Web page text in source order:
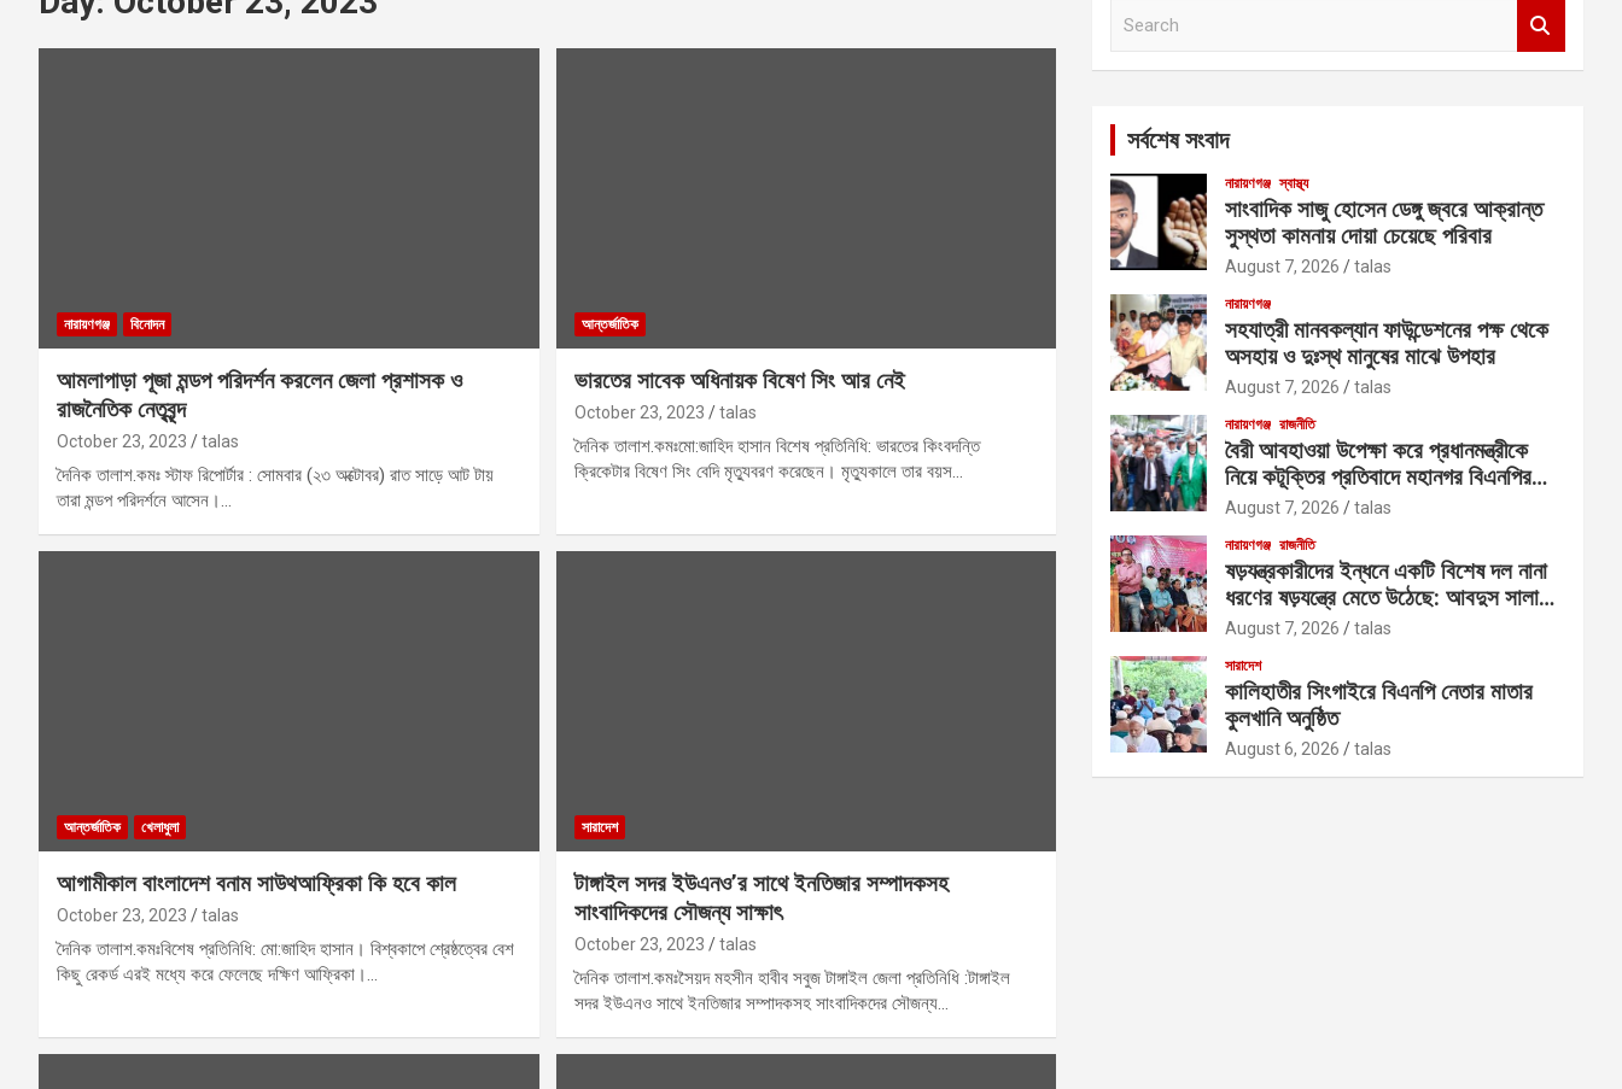
নারায়ণগঞ্জ বিনোদন
আমলাপাড়া পূজা মন্ডপ পরিদর্শন করলেন জেলা প্রশাসক ও
রাজনৈতিক নেতৃবৃন্দ
October 23, 2023 talas
দৈনিক তালাশ.কমঃ স্টাফ রিপোর্টার : সোমবার (২৩ অক্টোবর) রাত সাড়ে আট টায়
তারা মন্ডপ পরিদর্শনে আসেন।…
আন্তর্জাতিক
ভারতের সাবেক অধিনায়ক বিষেণ সিং আর নেই
October 23, 2023 talas
দৈনিক তালাশ.কমঃমো:জাহিদ হাসান বিশেষ প্রতিনিধি: ভারতের কিংবদন্তি
ক্রিকেটার বিষেণ সিং বেদি মৃত্যুবরণ করেছেন। মৃত্যুকালে তার বয়স…
আন্তর্জাতিক খেলাধুলা
আগামীকাল বাংলাদেশ বনাম সাউথআফ্রিকা কি হবে কাল
October 23, 2023 talas
দৈনিক তালাশ.কমঃবিশেষ প্রতিনিধি: মো:জাহিদ হাসান। বিশ্বকাপে শ্রেষ্ঠত্বের বেশ
কিছু রেকর্ড এরই মধ্যে করে ফেলেছে দক্ষিণ আফ্রিকা।…
সারাদেশ
টাঙ্গাইল সদর ইউএনও’র সাথে ইনতিজার সম্পাদকসহ
সাংবাদিকদের সৌজন্য সাক্ষাৎ
October 23, 2023 talas
দৈনিক তালাশ.কমঃসৈয়দ মহসীন হাবীব সবুজ টাঙ্গাইল জেলা প্রতিনিধি :টাঙ্গাইল
সদর ইউএনও সাথে ইনতিজার সম্পাদকসহ সাংবাদিকদের সৌজন্য…
সর্বশেষ সংবাদ
নারায়ণগঞ্জ স্বাস্থ্য
সাংবাদিক সাজু হোসেন ডেঙ্গু জ্বরে আক্রান্ত
সুস্থতা কামনায় দোয়া চেয়েছে পরিবার
August 7, 2026 talas
নারায়ণগঞ্জ
সহযাত্রী মানবকল্যান ফাউন্ডেশনের পক্ষ থেকে
অসহায় ও দুঃস্থ মানুষের মাঝে উপহার
August 7, 2026 talas
নারায়ণগঞ্জ রাজনীতি
বৈরী আবহাওয়া উপেক্ষা করে প্রধানমন্ত্রীকে
নিয়ে কটূক্তির প্রতিবাদে মহানগর বিএনপির
বিক্ষোভ
August 7, 2026 talas
নারায়ণগঞ্জ রাজনীতি
ষড়যন্ত্রকারীদের ইন্ধনে একটি বিশেষ দল নানা
ধরণের ষড়যন্ত্রে মেতে উঠেছে: আবদুস সালাম
আজাদ
August 7, 2026 talas
সারাদেশ
কালিহাতীর সিংগাইরে বিএনপি নেতার মাতার
কুলখানি অনুষ্ঠিত
August 6, 2026 talas